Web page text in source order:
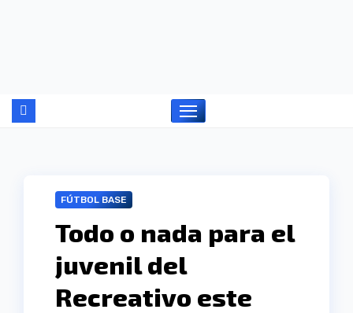
FÚTBOL BASE
Todo o nada para el
juvenil del
Recreativo este